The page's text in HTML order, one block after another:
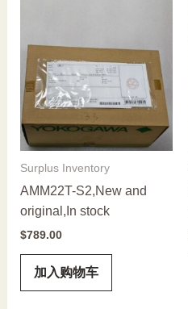
Surplus Inventory
AMM22T-S2,New and
original,In stock
$789.00
加入购物车